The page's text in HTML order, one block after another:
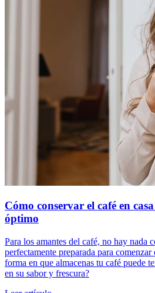
Cómo conservar el café en
óptimo
Para los amantes del café, no hay nada
perfectamente preparada para
forma en que almacenas tu café puede
en su sabor y frescura?